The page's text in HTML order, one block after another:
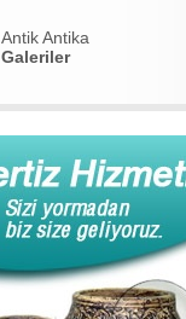
Antik Antika
Galeriler